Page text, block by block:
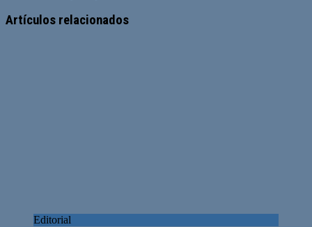
web
Artículos relacionados
Editorial